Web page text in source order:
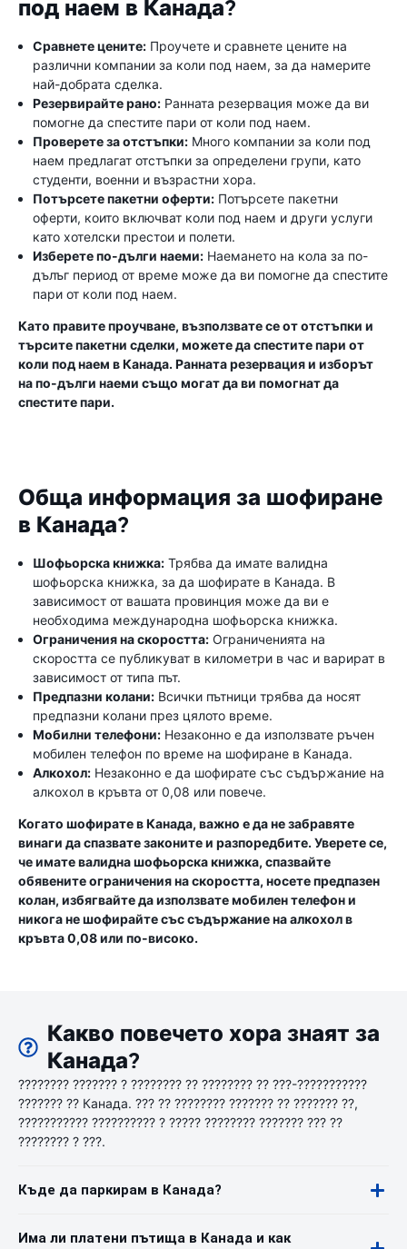
под наем в Канада?
Сравнете цените: Проучете и сравнете цените на
различни компании за коли под наем, за да намерите
най-добрата сделка.
Резервирайте рано: Ранната резервация може да ви
помогне да спестите пари от коли под наем.
Проверете за отстъпки: Много компании за коли под
наем предлагат отстъпки за определени групи, като
студенти, военни и възрастни хора.
Потърсете пакетни оферти: Потърсете пакетни
оферти, които включват коли под наем и други услуги
като хотелски престои и полети.
Изберете по-дълги наеми: Наемането на кола за по-
дълъг период от време може да ви помогне да спестите
пари от коли под наем.
Като правите проучване, възползвате се от отстъпки и
търсите пакетни сделки, можете да спестите пари от
коли под наем в Канада. Ранната резервация и изборът
на по-дълги наеми също могат да ви помогнат да
спестите пари.
Обща информация за шофиране
в Канада?
Шофьорска книжка: Трябва да имате валидна
шофьорска книжка, за да шофирате в Канада. В
зависимост от вашата провинция може да ви е
необходима международна шофьорска книжка.
Ограничения на скоростта: Ограниченията на
скоростта се публикуват в километри в час и варират в
зависимост от типа път.
Предпазни колани: Всички пътници трябва да носят
предпазни колани през цялото време.
Мобилни телефони: Незаконно е да използвате ръчен
мобилен телефон по време на шофиране в Канада.
Алкохол: Незаконно е да шофирате със съдържание на
алкохол в кръвта от 0,08 или повече.
Когато шофирате в Канада, важно е да не забравяте
винаги да спазвате законите и разпоредбите. Уверете се,
че имате валидна шофьорска книжка, спазвайте
обявените ограничения на скоростта, носете предпазен
колан, избягвайте да използвате мобилен телефон и
никога не шофирайте със съдържание на алкохол в
кръвта 0,08 или по-високо.
Какво повечето хора знаят за
Канада?
???????? ??????? ? ???????? ?? ???????? ?? ???-???????????
??????? ?? Канада. ??? ?? ???????? ??????? ?? ??????? ??,
??????????? ?????????? ? ????? ???????? ??????? ??? ??
???????? ? ???.
Къде да паркирам в Канада?
Има ли платени пътища в Канада и как